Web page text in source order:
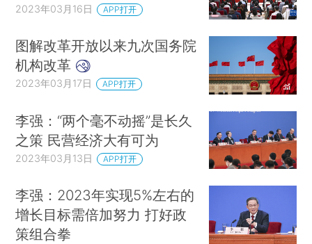
2023年03月16日 APP打开
图解改革开放以来九次国务院
机构改革
2023年03月17日 APP打开
李强：“两个毫不动摇”是长久
之策 民营经济大有可为
2023年03月13日 APP打开
李强：2023年实现5%左右的
增长目标需倍加努力 打好政
策组合拳